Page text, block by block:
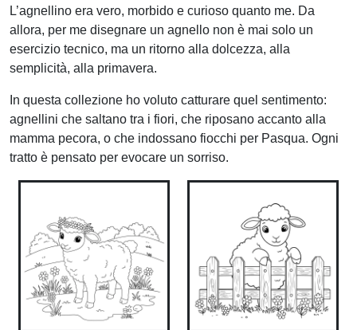
L’agnellino era vero, morbido e curioso quanto me. Da
allora, per me disegnare un agnello non è mai solo un
esercizio tecnico, ma un ritorno alla dolcezza, alla
semplicità, alla primavera.
In questa collezione ho voluto catturare quel sentimento:
agnellini che saltano tra i fiori, che riposano accanto alla
mamma pecora, o che indossano fiocchi per Pasqua. Ogni
tratto è pensato per evocare un sorriso.